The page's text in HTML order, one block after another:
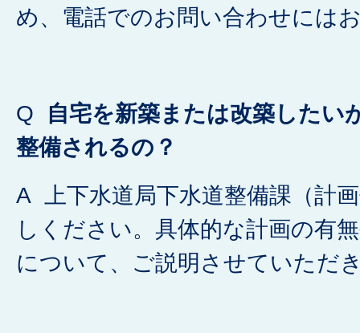
め、電話でのお問い合わせには
Q 自宅を新築または改築したい
整備されるの？
A 上下水道局下水道整備課（計
しください。具体的な計画の有
について、ご説明させていただ